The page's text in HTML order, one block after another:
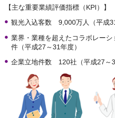
【主な重要業績評価指標（KPI）】
観光入込客数 9,000万人（平成31
業界・業種を超えたコラボレー
件（平成27～31年度）
企業立地件数 120社（平成27～